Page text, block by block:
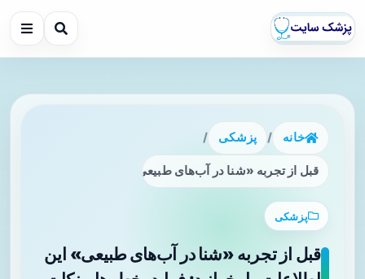
خانه / پزشکی /
قبل از تجربه «شنا در آب‌های طبیعی» این اطلاعات را بخوانید:
پزشکی
قبل از تجربه «شنا در آب‌های طبیعی» این